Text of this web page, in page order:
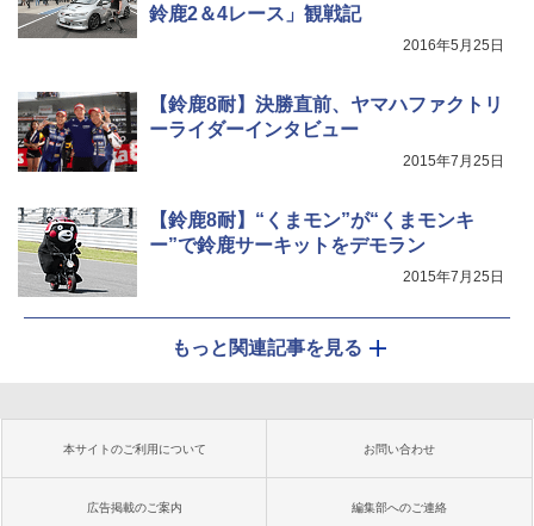
鈴鹿2＆4レース」観戦記
2016年5月25日
【鈴鹿8耐】決勝直前、ヤマハファクトリ
ーライダーインタビュー
2015年7月25日
【鈴鹿8耐】“くまモン”が“くまモンキ
ー”で鈴鹿サーキットをデモラン
2015年7月25日
もっと関連記事を見る
本サイトのご利用について お問い合わせ
広告掲載のご案内 編集部へのご連絡